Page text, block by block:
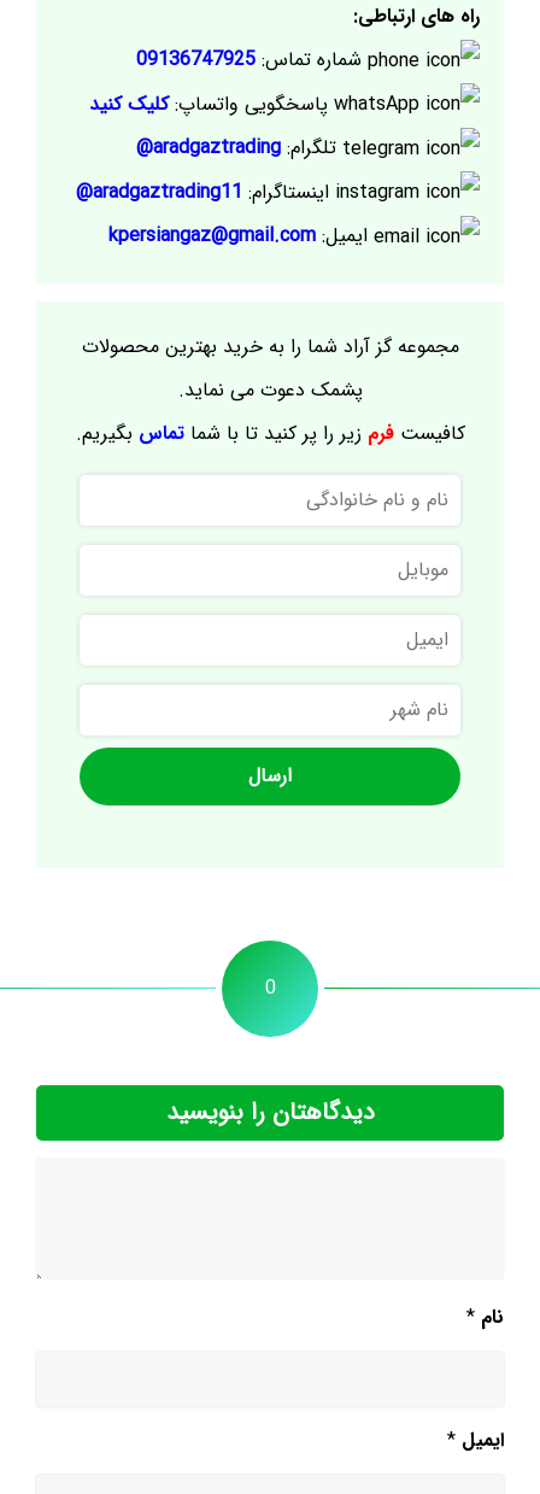
راه های ارتباطی:
شماره تماس: 09136747925
پاسخگویی واتساپ:کلیک کنید
تلگرام: aradgaztrading@
اینستاگرام: aradgaztrading11@
ایمیل: kpersiangaz@gmail.com
مجموعه گز آراد شما را به خرید بهترین محصولات
پشمک دعوت می نماید.
کافیستفرم زیر را پر کنید تا با شماتماس بگیریم.
نام
و
نام
خانوادگی
موبایل
ایمیل
نام
شهر
0
دیدگاهتان را بنویسید
نام *
ایمیل *